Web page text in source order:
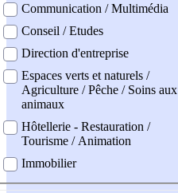
Communication / Multimédia
Conseil / Etudes
Direction d'entreprise
Espaces verts et naturels /
Agriculture / Pêche / Soins aux
animaux
Hôtellerie - Restauration /
Tourisme / Animation
Immobilier